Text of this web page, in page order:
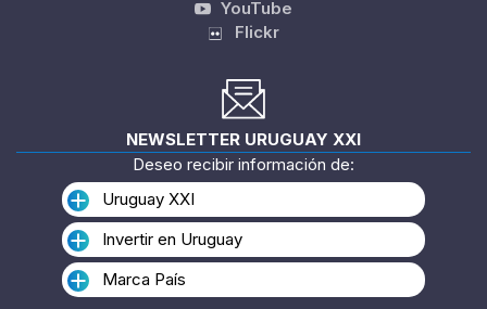
YouTube
Flickr
NEWSLETTER URUGUAY XXI
Deseo recibir información de:
Uruguay XXI
Invertir en Uruguay
Marca País